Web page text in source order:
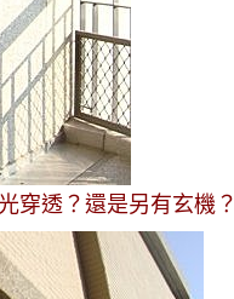
穿透？還是另有玄機？